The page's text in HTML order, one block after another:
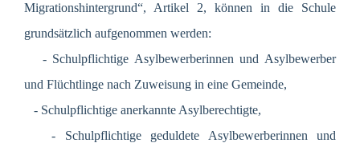
Migrationshintergrund“, Artikel 2, können in die Schule
grundsätzlich aufgenommen werden:
- Schulpflichtige Asylbewerberinnen und Asylbewerber
und Flüchtlinge nach Zuweisung in eine Gemeinde,
- Schulpflichtige anerkannte Asylberechtigte,
- Schulpflichtige geduldete Asylbewerberinnen und